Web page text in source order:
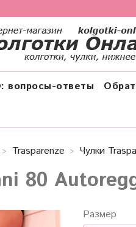
вопросы-ответы
Trasparenze Чулки
80
Размер